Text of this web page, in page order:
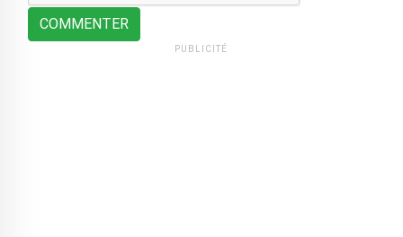
COMMENTER
PUBLICITÉ